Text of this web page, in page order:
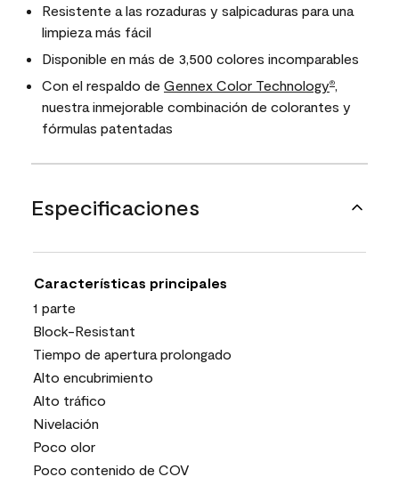
Resistente a las rozaduras y salpicaduras para una
limpieza más fácil
Disponible en más de 3,500 colores incomparables
Con el respaldo de Gennex Color Technology®,
nuestra inmejorable combinación de colorantes y
fórmulas patentadas
Especificaciones
Características principales
1 parte
Block-Resistant
Tiempo de apertura prolongado
Alto encubrimiento
Alto tráfico
Nivelación
Poco olor
Poco contenido de COV